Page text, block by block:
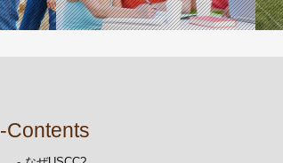
-Contents